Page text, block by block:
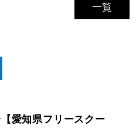
一覧
愛知県フリースクー